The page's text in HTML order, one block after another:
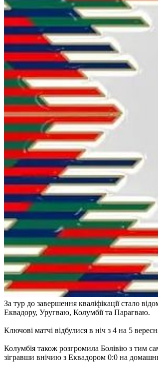
За тур до завершення кваліфікації стало
Еквадору, Уругваю, Колумбії та Парагваю.
Ключові матчі відбулися в ніч з 4 на 5
Колумбія також розгромила Болівію з тим
зігравши внічию з Еквадором 0:0 на